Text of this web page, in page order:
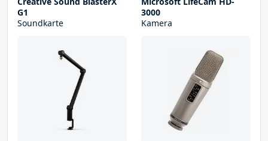
G1
Soundkarte
3000
Kamera